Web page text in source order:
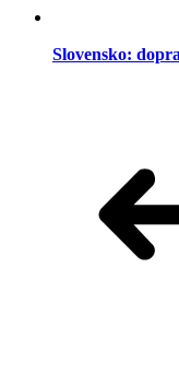
Slovensko: